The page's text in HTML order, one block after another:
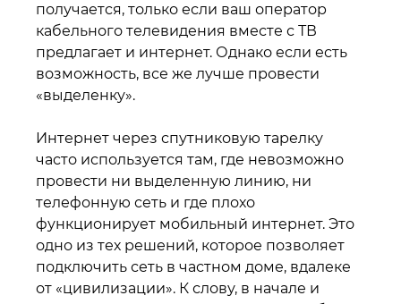
получается, только если ваш оператор
кабельного телевидения вместе с ТВ
предлагает и интернет. Однако если есть
возможность, все же лучше провести
«выделенку».
Интернет через спутниковую тарелку
часто используется там, где невозможно
провести ни выделенную линию, ни
телефонную сеть и где плохо
функционирует мобильный интернет. Это
одно из тех решений, которое позволяет
подключить сеть в частном доме, вдалеке
от «цивилизации». К слову, в начале и